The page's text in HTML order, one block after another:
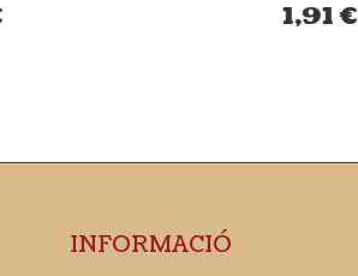
INFORMACIÓ